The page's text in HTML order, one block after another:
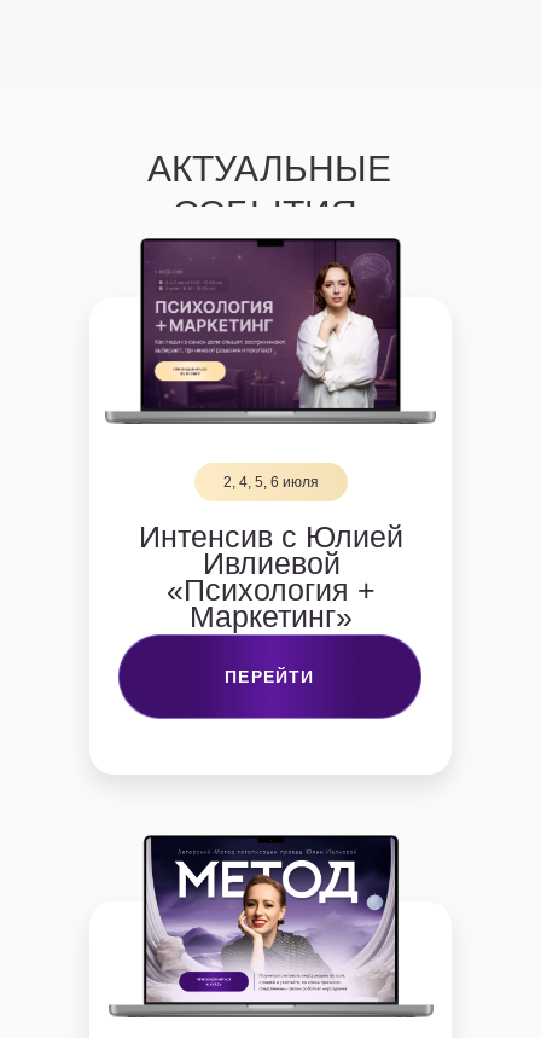
АКТУАЛЬНЫЕ
СОБЫТИЯ:
Интенсив с Юлией
Ивлиевой
«Психология +
Маркетинг»
ПЕРЕЙТИ
2, 4, 5, 6 июля